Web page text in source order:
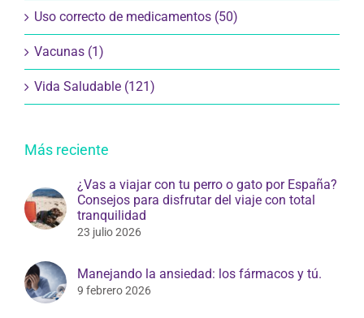
Uso correcto de medicamentos (50)
Vacunas (1)
Vida Saludable (121)
Más reciente
¿Vas a viajar con tu perro o gato por España?
Consejos para disfrutar del viaje con total
tranquilidad
23 julio 2026
Manejando la ansiedad: los fármacos y tú.
9 febrero 2026